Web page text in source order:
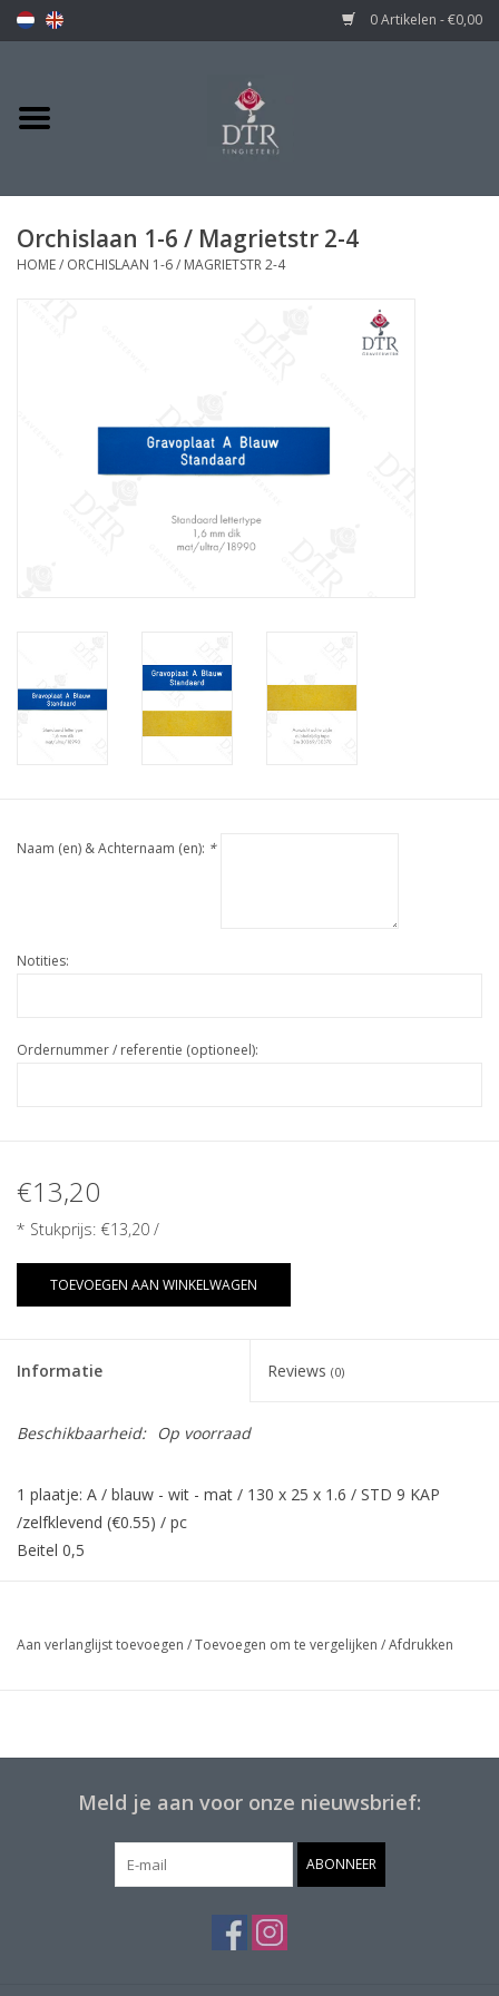
0 Artikelen - €0,00
Orchislaan 1-6 / Magrietstr 2-4
HOME/ ORCHISLAAN 1-6 / MAGRIETSTR 2-4
Naam (en) & Achternaam (en): *
Notities:
Ordernummer / referentie (optioneel):
€13,20
* Stukprijs: €13,20 /
TOEVOEGEN AAN WINKELWAGEN
Informatie Reviews (0)
Beschikbaarheid: Op voorraad
1 plaatje: A / blauw - wit - mat / 130 x 25 x 1.6 / STD 9 KAP
/zelfklevend (€0.55) / pc
Beitel 0,5
Aan verlanglijst toevoegen /Toevoegen om te vergelijken /Afdrukken
Meld je aan voor onze nieuwsbrief:
ABONNEER